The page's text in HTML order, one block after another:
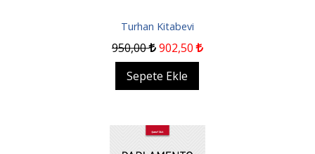
Turhan Kitabevi
950,00 902,50
Sepete Ekle